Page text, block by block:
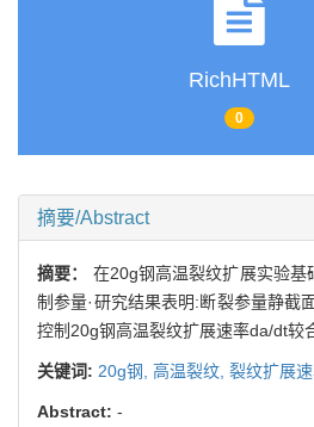
RichHTML
0
摘要/Abstract
摘要： 在20g钢高温裂纹扩展实验
制参量·研究结果表明:断裂参量静
控制20g钢高温裂纹扩展速率da/dt较
关键词: 20g钢, 高温裂纹, 裂纹扩展
Abstract: -